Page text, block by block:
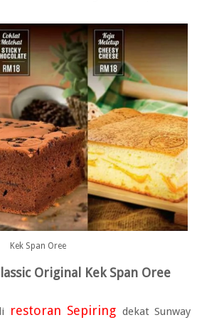
Kek Span Oree
Original Kek Span Oree
restoran Sepiring dekat Sunway